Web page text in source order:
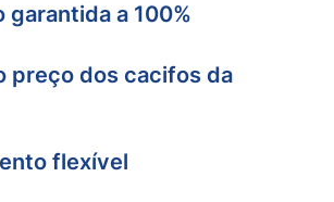
garantida a 100%
preço dos cacifos da
flexível